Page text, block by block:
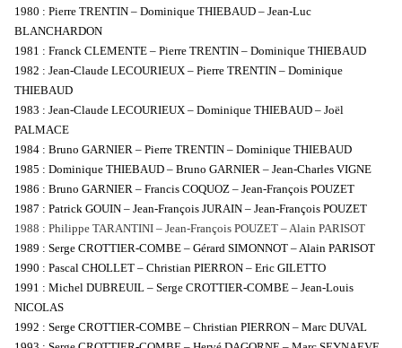
1980 : Pierre TRENTIN – Dominique THIEBAUD – Jean-Luc
BLANCHARDON
1981 : Franck CLEMENTE – Pierre TRENTIN – Dominique THIEBAUD
1982 : Jean-Claude LECOURIEUX – Pierre TRENTIN – Dominique
THIEBAUD
1983 : Jean-Claude LECOURIEUX – Dominique THIEBAUD – Joël
PALMACE
1984 : Bruno GARNIER – Pierre TRENTIN – Dominique THIEBAUD
1985 : Dominique THIEBAUD – Bruno GARNIER – Jean-Charles VIGNE
1986 : Bruno GARNIER – Francis COQUOZ – Jean-François POUZET
1987 : Patrick GOUIN – Jean-François JURAIN – Jean-François POUZET
1988 : Philippe TARANTINI – Jean-François POUZET – Alain PARISOT
1989 : Serge CROTTIER-COMBE – Gérard SIMONNOT – Alain PARISOT
1990 : Pascal CHOLLET – Christian PIERRON – Eric GILETTO
1991 : Michel DUBREUIL – Serge CROTTIER-COMBE – Jean-Louis
NICOLAS
1992 : Serge CROTTIER-COMBE – Christian PIERRON – Marc DUVAL